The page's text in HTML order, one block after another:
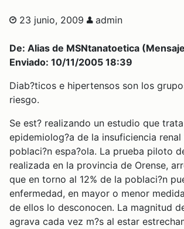
23 junio, 2009 admin
De: Alias de MSNtanatoetica
Enviado: 10/11/2005 18:39
Diab?ticos e hipertensos son los
riesgo.
Se est? realizando un estudio que
epidemiolog?a de la insuficiencia renal
poblaci?n espa?ola. La prueba piloto
realizada en la provincia de Orense,
que en torno al 12% de la poblaci?n
enfermedad, en mayor o menor
de ellos lo desconocen. La magnitud
agrava cada vez m?s al estar